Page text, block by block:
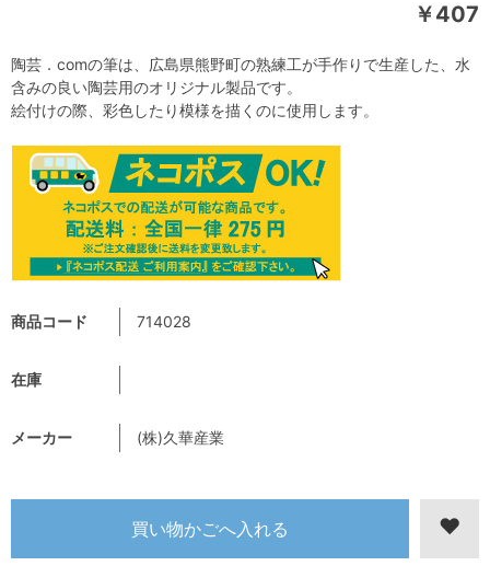
￥407
商品コード 714028
在庫
メーカー (株)久華産業
陶芸．comの筆は、広島県熊野町の熟練工が手作りで生産した、水
含みの良い陶芸用のオリジナル製品です。
絵付けの際、彩色したり模様を描くのに使用します。